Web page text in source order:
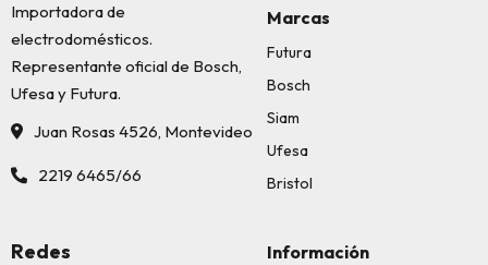
Importadora de
electrodomésticos.
Representante oficial de Bosch,
Ufesa y Futura.
Juan Rosas 4526, Montevideo
2219 6465/66
Marcas
Futura
Bosch
Siam
Ufesa
Bristol
Información
Redes